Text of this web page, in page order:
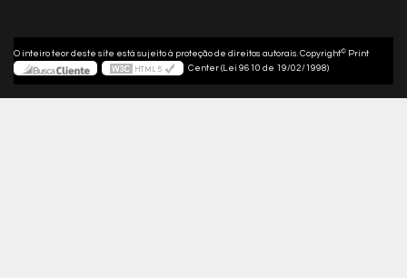
O inteiro teor deste site está sujeito à proteção de direitos autorais. Copyright© Print
Center (Lei 9610 de 19/02/1998)